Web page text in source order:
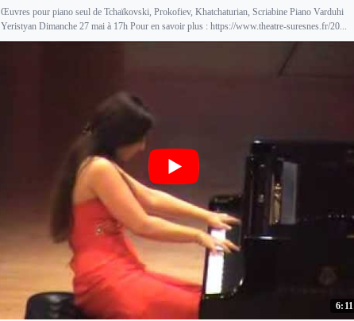
Œuvres pour piano seul de Tchaïkovski, Prokofiev, Khatchaturian, Scriabine Piano Varduhi
Yeristyan Dimanche 27 mai à 17h Pour en savoir plus : https://www.theatre-suresnes.fr/20...
6:11